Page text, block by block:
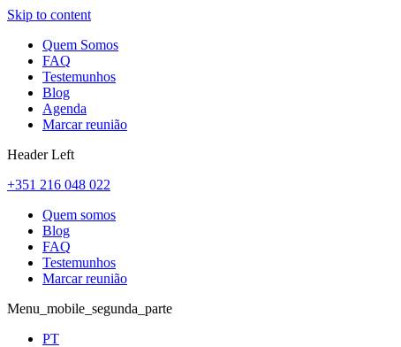
Skip to content
Quem Somos
FAQ
Testemunhos
Blog
Agenda
Marcar reunião
Header Left
+351 216 048 022
Quem somos
Blog
FAQ
Testemunhos
Marcar reunião
Menu_mobile_segunda_parte
PT